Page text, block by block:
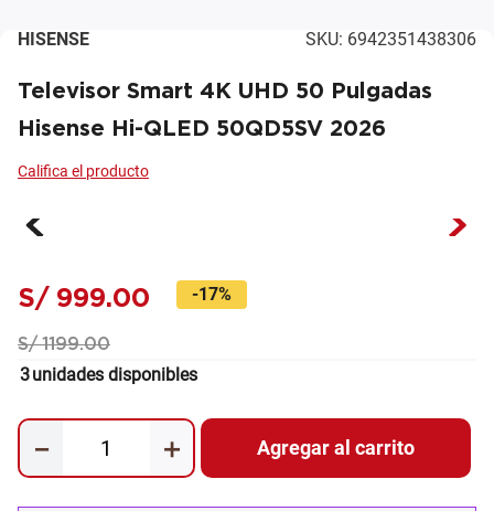
HISENSE SKU: 6942351438306
Televisor Smart 4K UHD 50 Pulgadas
Hisense Hi-QLED 50QD5SV 2026
S/ 999.00 -17%
S/ 1199.00
3unidades disponibles
＋
－ Agregar al carrito
4. apple